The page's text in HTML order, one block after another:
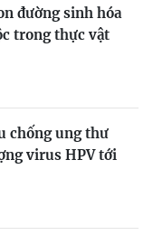
đường sinh hóa
trong thực vật
chống ung thư
virus HPV tới